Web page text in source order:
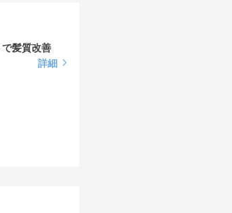
髪質改善
詳細